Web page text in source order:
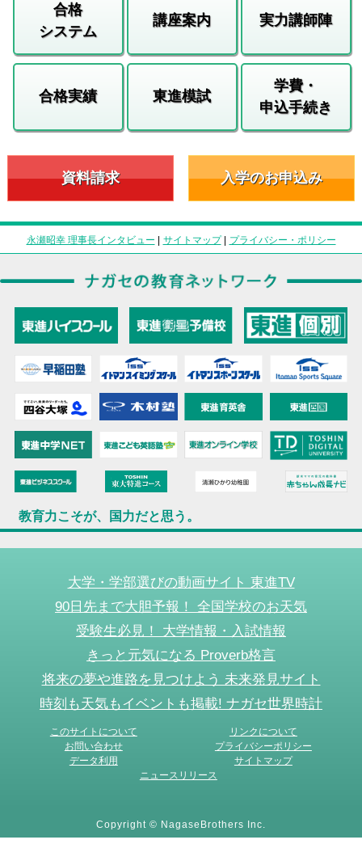
合格
システム
講座案内 実力講師陣
合格実績 東進模試
学費・
申込手続き
資料請求 入学のお申込み
永瀬昭幸 理事長インタビュー | サイトマップ| プライバシー・ポリシー
教育力こそが、国力だと思う。
大学・学部選びの動画サイト 東進TV
90日先まで大胆予報！ 全国学校のお天気
受験生必見！ 大学情報・入試情報
きっと元気になる Proverb格言
将来の夢や進路を見つけよう 未来発見サイト
時刻も天気もイベントも掲載! ナガセ世界時計
このサイトについて
リンクについて
お問い合わせ
プライバシーポリシー
データ利用
サイトマップ
ニュースリリース
Copyright © NagaseBrothers Inc.